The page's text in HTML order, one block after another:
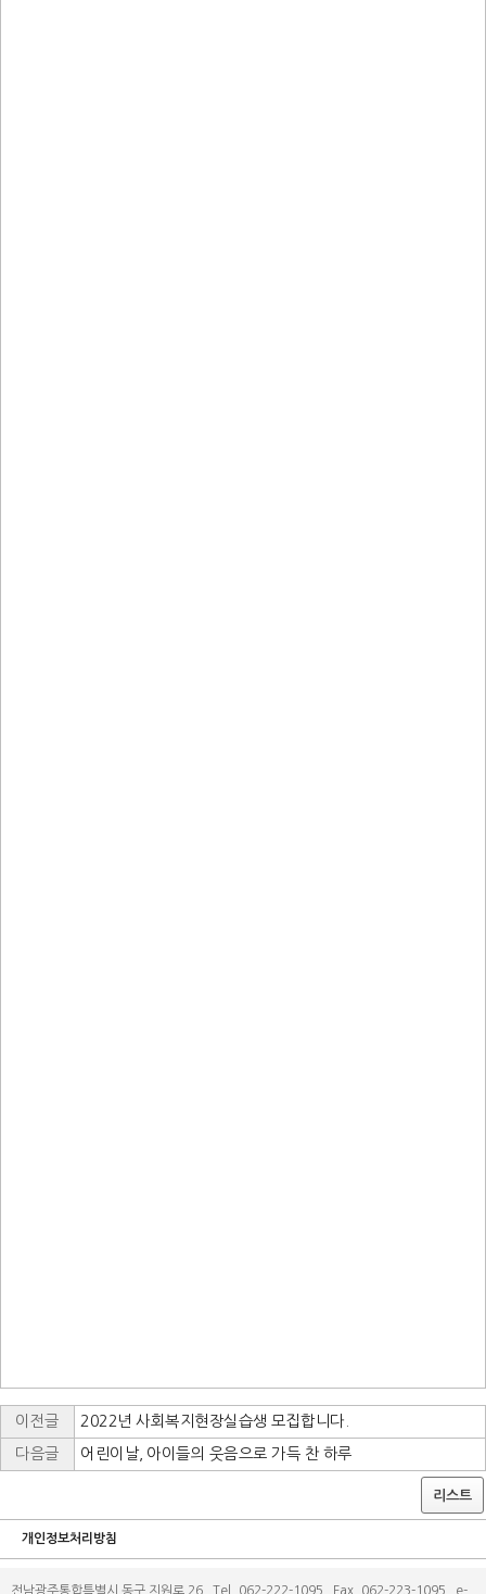
이전글 2022년 사회복지현장실습생 모집합니다.
다음글 어린이날, 아이들의 웃음으로 가득 찬 하루
리스트
개인정보처리방침
전남광주통합특별시 동구 지원로 26 Tel. 062-222-1095 Fax. 062-223-1095 e-